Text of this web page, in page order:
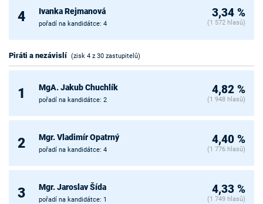
4 Ivanka Rejmanová
pořadí na kandidátce: 4
3,34 %
(1 572 hlasů)
Piráti a nezávislí (zisk 4 z 30 zastupitelů)
1 MgA. Jakub Chuchlík
pořadí na kandidátce: 2
4,82 %
(1 948 hlasů)
2 Mgr. Vladimír Opatrný
pořadí na kandidátce: 4
4,40 %
(1 776 hlasů)
3 Mgr. Jaroslav Šída
pořadí na kandidátce: 1
4,33 %
(1 749 hlasů)